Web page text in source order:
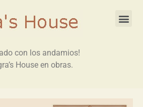
con los andamios!
House en obras.